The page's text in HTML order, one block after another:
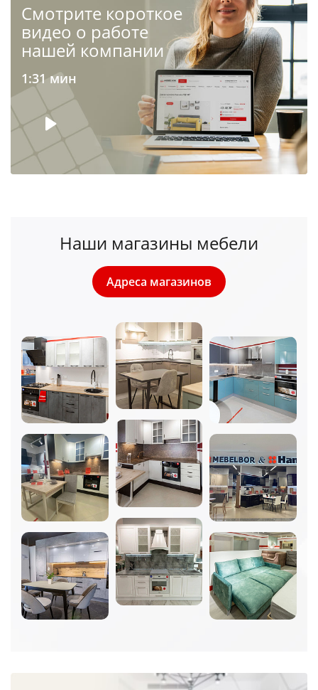
Cмотрите короткое
видео о работе
нашей компании
1:31 мин
Наши магазины мебели
Адреса магазинов